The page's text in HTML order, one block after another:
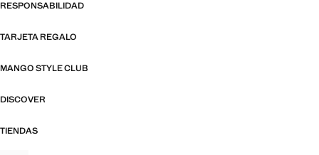
RESPONSABILIDAD
TARJETA REGALO
MANGO STYLE CLUB
DISCOVER
TIENDAS